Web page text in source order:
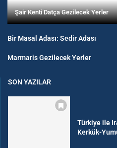
Şair Kenti Datça Gezilecek Yerler
Bir Masal Adası: Sedir Adası
Marmaris Gezilecek Yerler
SON YAZILAR
Türkiye ile
Kerkük-